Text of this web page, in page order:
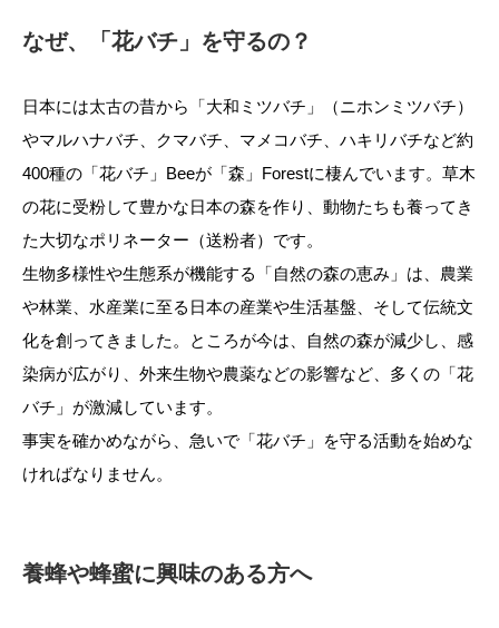
なぜ、「花バチ」を守るの？
日本には太古の昔から「大和ミツバチ」（ニホンミツバチ）
やマルハナバチ、クマバチ、マメコバチ、ハキリバチなど約
400種の「花バチ」Beeが「森」Forestに棲んでいます。草木
の花に受粉して豊かな日本の森を作り、動物たちも養ってき
た大切なポリネーター（送粉者）です。
生物多様性や生態系が機能する「自然の森の恵み」は、農業
や林業、水産業に至る日本の産業や生活基盤、そして伝統文
化を創ってきました。ところが今は、自然の森が減少し、感
染病が広がり、外来生物や農薬などの影響など、多くの「花
バチ」が激減しています。
事実を確かめながら、急いで「花バチ」を守る活動を始めな
ければなりません。
養蜂や蜂蜜に興味のある方へ